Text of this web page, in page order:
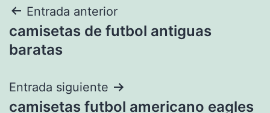
Navegación
de
Entrada anterior
camisetas de futbol antiguas
baratas
Entrada siguiente
camisetas futbol americano eagles